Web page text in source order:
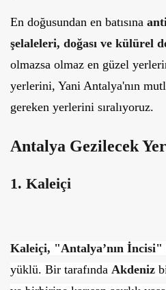
En doğusundan en batısına
şelaleleri, doğası ve külürel
olmazsa olmaz en güzel
yerlerini, Yani Antalya'nın
gereken yerlerini sıralıyoruz.
Antalya Gezilecek
1. Kaleiçi
Kaleiçi, "Antalya’nın İncisi"
yüklü. Bir tarafında Akdeniz